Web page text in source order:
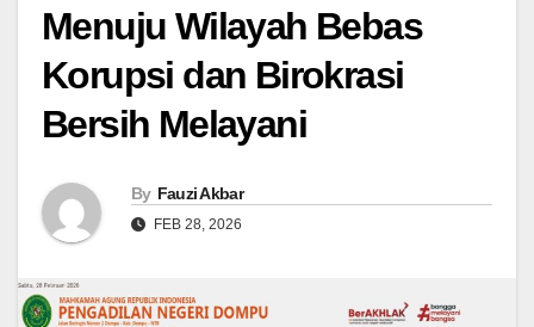
Menuju Wilayah Bebas
Korupsi dan Birokrasi
Bersih Melayani
By Fauzi Akbar
FEB 28, 2026